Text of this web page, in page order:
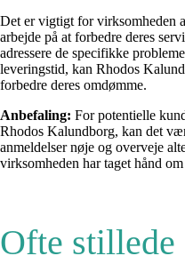
Det er vigtigt for virksomheden
arbejde på at forbedre deres
adressere de specifikke
leveringstid, kan Rhodos
forbedre deres omdømme.
Anbefaling: For potentielle
Rhodos Kalundborg, kan det
anmeldelser nøje og overveje
virksomheden har taget hånd
Ofte stillede